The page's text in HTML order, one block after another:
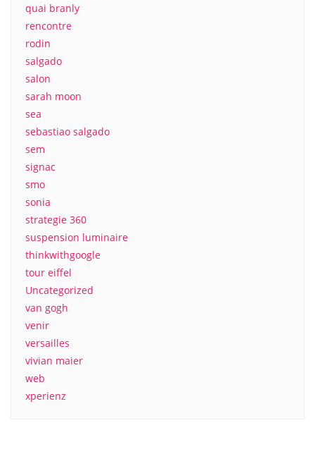
quai branly
rencontre
rodin
salgado
salon
sarah moon
sea
sebastiao salgado
sem
signac
smo
sonia
strategie 360
suspension luminaire
thinkwithgoogle
tour eiffel
Uncategorized
van gogh
venir
versailles
vivian maier
web
xperienz